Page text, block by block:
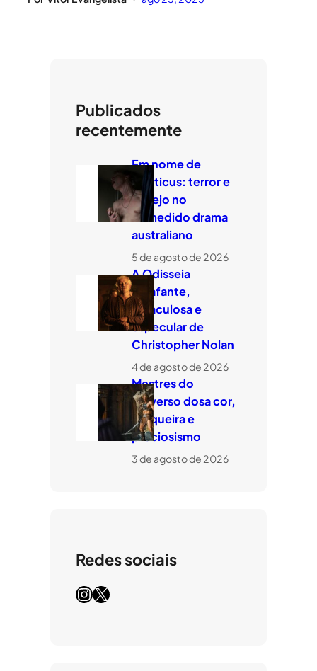
Publicados
recentemente
Em nome de
Leviticus: terror e
desejo no
comedido drama
australiano
5 de agosto de 2026
A Odisseia
estafante,
miraculosa e
especular de
Christopher Nolan
4 de agosto de 2026
Mestres do
Universo dosa cor,
tosqueira e
preciosismo
3 de agosto de 2026
Redes sociais
InstagramX